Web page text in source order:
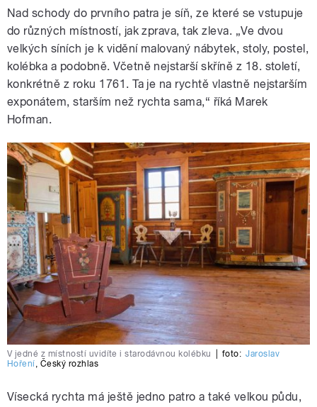
Nad schody do prvního patra je síň, ze které se vstupuje
do různých místností, jak zprava, tak zleva. „Ve dvou
velkých síních je k vidění malovaný nábytek, stoly, postel,
kolébka a podobně. Včetně nejstarší skříně z 18. století,
konkrétně z roku 1761. Ta je na rychtě vlastně nejstarším
exponátem, starším než rychta sama,“ říká Marek
Hofman.
V jedné z místností uvidíte i starodávnou kolébku foto: Jaroslav
Hoření, Český rozhlas
Vísecká rychta má ještě jedno patro a také velkou půdu,